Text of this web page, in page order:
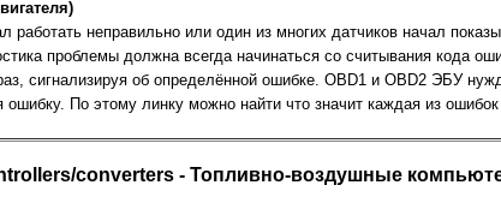
неправильно или один из многих датчиков начал
проблемы должна всегда начинаться со считывания кода
сигнализируя об определённой ошибке. OBD1 и OBD2 ЭБУ
По этому линку можно найти что значит каждая из
converters - Топливно-воздушные